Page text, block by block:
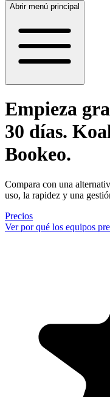
Abrir menú principal
Empieza
30 días.
Bookeo.
Compara con una
uso, la rapidez y una
Precios
Ver por qué los equipos